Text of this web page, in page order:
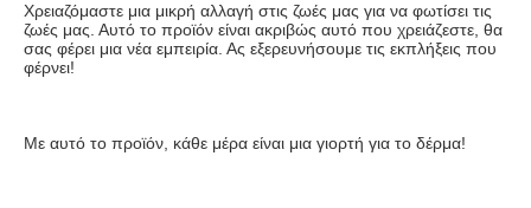
Χρειαζόμαστε μια μικρή αλλαγή στις ζωές μας για να φωτίσει τις
ζωές μας. Αυτό το προϊόν είναι ακριβώς αυτό που χρειάζεστε, θα
σας φέρει μια νέα εμπειρία. Ας εξερευνήσουμε τις εκπλήξεις που
φέρνει!
Με αυτό το προϊόν, κάθε μέρα είναι μια γιορτή για το δέρμα!